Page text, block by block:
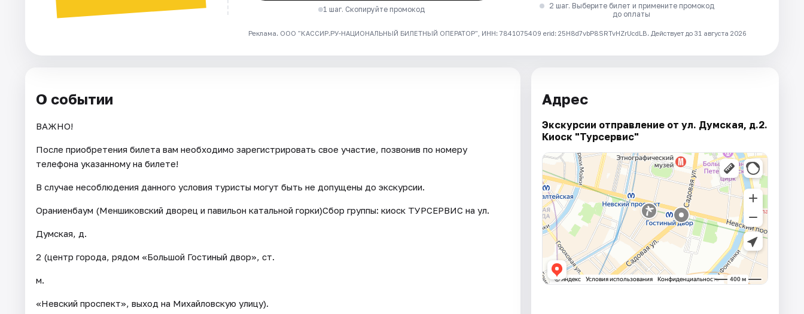
1 шаг. Скопируйте промокод
2 шаг. Выберите билет и примените промокод
до оплаты
Реклама. ООО "КАССИР.РУ-НАЦИОНАЛЬНЫЙ БИЛЕТНЫЙ ОПЕРАТОР", ИНН: 7841075409 erid: 25H8d7vbP8SRTvHZrUcdLB. Действует до 31 августа 2026
О событии
ВАЖНО!
После приобретения билета вам необходимо зарегистрировать свое участие, позвонив по номеру
телефона указанному на билете!
В случае несоблюдения данного условия туристы могут быть не допущены до экскурсии.
Ораниенбаум (Меншиковский дворец и павильон катальной горки)Сбор группы: киоск ТУРСЕРВИС на ул.
Думская, д.
2 (центр города, рядом «Большой Гостиный двор», ст.
м.
«Невский проспект», выход на Михайловскую улицу).
Адрес
Экскурсии отправление от ул. Думская, д.2.
Киоск "Турсервис"